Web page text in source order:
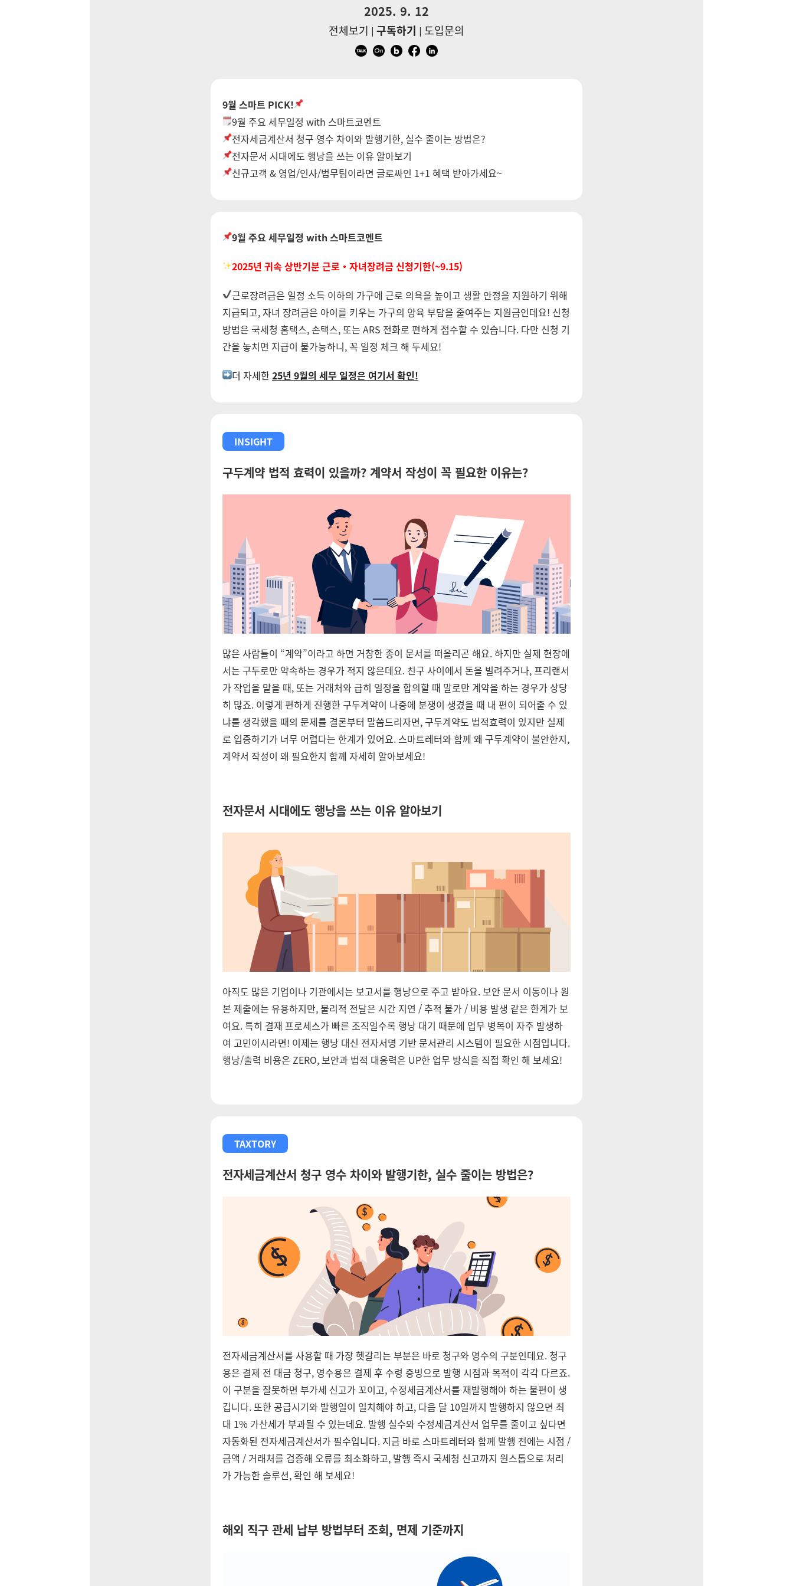
2025. 9. 12
전체보기 구독하기 도입문의
9월 스마트 PICK!
9월 주요 세무일정 with 스마트코멘트
전자세금계산서 청구 영수 차이와 발행기한, 실수 줄이는 방법은?
전자문서 시대에도 행낭을 쓰는 이유 알아보기
신규고객 & 영업/인사/법무팀이라면 글로싸인 1+1 혜택 받아가세요~
9월 주요 세무일정 with 스마트코멘트
2025년 귀속 상반기분 근로・자녀장려금 신청기한(~9.15)
근로장려금은 일정 소득 이하의 가구에 근로 의욕을 높이고 생활 안정을 지원하기 위해
지급되고, 자녀 장려금은 아이를 키우는 가구의 양육 부담을 줄여주는 지원금인데요! 신청
방법은 국세청 홈택스, 손택스, 또는 ARS 전화로 편하게 접수할 수 있습니다. 다만 신청 기
간을 놓치면 지급이 불가능하니, 꼭 일정 체크 해 두세요!
더 자세한25년 9월의 세무 일정은 여기서 확인!
INSIGHT
구두계약 법적 효력이 있을까? 계약서 작성이 꼭 필요한 이유는?
많은 사람들이 “계약”이라고 하면 거창한 종이 문서를 떠올리곤 해요. 하지만 실제 현장에
서는 구두로만 약속하는 경우가 적지 않은데요. 친구 사이에서 돈을 빌려주거나, 프리랜서
가 작업을 맡을 때, 또는 거래처와 급히 일정을 합의할 때 말로만 계약을 하는 경우가 상당
히 많죠. 이렇게 편하게 진행한 구두계약이 나중에 분쟁이 생겼을 때 내 편이 되어줄 수 있
냐를 생각했을 때의 문제를 결론부터 말씀드리자면, 구두계약도 법적효력이 있지만 실제
로 입증하기가 너무 어렵다는 한계가 있어요. 스마트레터와 함께 왜 구두계약이 불안한지,
계약서 작성이 왜 필요한지 함께 자세히 알아보세요!
전자문서 시대에도 행낭을 쓰는 이유 알아보기
아직도 많은 기업이나 기관에서는 보고서를 행낭으로 주고 받아요. 보안 문서 이동이나 원
본 제출에는 유용하지만, 물리적 전달은 시간 지연 / 추적 불가 / 비용 발생 같은 한계가 보
여요. 특히 결재 프로세스가 빠른 조직일수록 행낭 대기 때문에 업무 병목이 자주 발생하
여 고민이시라면! 이제는 행낭 대신 전자서명 기반 문서관리 시스템이 필요한 시점입니다.
행낭/출력 비용은 ZERO, 보안과 법적 대응력은 UP한 업무 방식을 직접 확인 해 보세요!
TAXTORY
전자세금계산서 청구 영수 차이와 발행기한, 실수 줄이는 방법은?
전자세금계산서를 사용할 때 가장 헷갈리는 부분은 바로 청구와 영수의 구분인데요. 청구
용은 결제 전 대금 청구, 영수용은 결제 후 수령 증빙으로 발행 시점과 목적이 각각 다르죠.
이 구분을 잘못하면 부가세 신고가 꼬이고, 수정세금계산서를 재발행해야 하는 불편이 생
깁니다. 또한 공급시기와 발행일이 일치해야 하고, 다음 달 10일까지 발행하지 않으면 최
대 1% 가산세가 부과될 수 있는데요. 발행 실수와 수정세금계산서 업무를 줄이고 싶다면
자동화된 전자세금계산서가 필수입니다. 지금 바로 스마트레터와 함께 발행 전에는 시점 /
금액 / 거래처를 검증해 오류를 최소화하고, 발행 즉시 국세청 신고까지 원스톱으로 처리
가 가능한 솔루션, 확인 해 보세요!
해외 직구 관세 납부 방법부터 조회, 면제 기준까지